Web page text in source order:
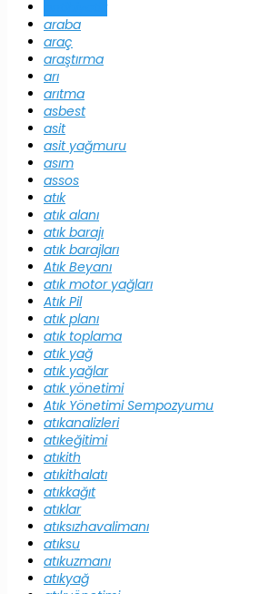
araba
araç
araştırma
arı
arıtma
asbest
asit
asit yağmuru
asım
assos
atık
atık alanı
atık barajı
atık barajları
Atık Beyanı
atık motor yağları
Atık Pil
atık planı
atık toplama
atık yağ
atık yağlar
atık yönetimi
Atık Yönetimi Sempozyumu
atıkanalizleri
atıkeğitimi
atıkith
atıkithalatı
atıkkağıt
atıklar
atıksızhavalimanı
atıksu
atıkuzmanı
atıkyağ